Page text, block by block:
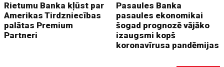
Rietumu Banka kļūst par
Amerikas Tirdzniecības
palātas Premium
Partneri
Pasaules Banka
pasaules ekonomikai
šogad prognozē vājāko
izaugsmi kopš
koronavīrusa pandēmijas